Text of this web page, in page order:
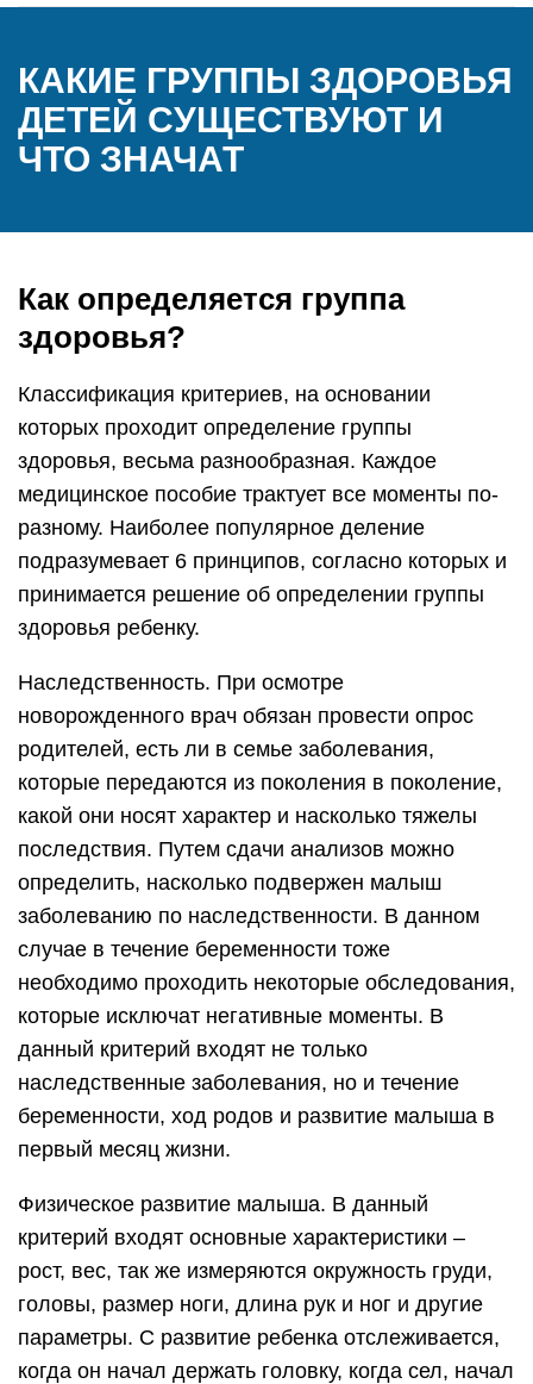
КАКИЕ ГРУППЫ ЗДОРОВЬЯ
ДЕТЕЙ СУЩЕСТВУЮТ И
ЧТО ЗНАЧАТ
Как определяется группа
здоровья?
Классификация критериев, на основании
которых проходит определение группы
здоровья, весьма разнообразная. Каждое
медицинское пособие трактует все моменты по-
разному. Наиболее популярное деление
подразумевает 6 принципов, согласно которых и
принимается решение об определении группы
здоровья ребенку.
Наследственность. При осмотре
новорожденного врач обязан провести опрос
родителей, есть ли в семье заболевания,
которые передаются из поколения в поколение,
какой они носят характер и насколько тяжелы
последствия. Путем сдачи анализов можно
определить, насколько подвержен малыш
заболеванию по наследственности. В данном
случае в течение беременности тоже
необходимо проходить некоторые обследования,
которые исключат негативные моменты. В
данный критерий входят не только
наследственные заболевания, но и течение
беременности, ход родов и развитие малыша в
первый месяц жизни.
Физическое развитие малыша. В данный
критерий входят основные характеристики –
рост, вес, так же измеряются окружность груди,
головы, размер ноги, длина рук и ног и другие
параметры. С развитие ребенка отслеживается,
когда он начал держать головку, когда сел, начал